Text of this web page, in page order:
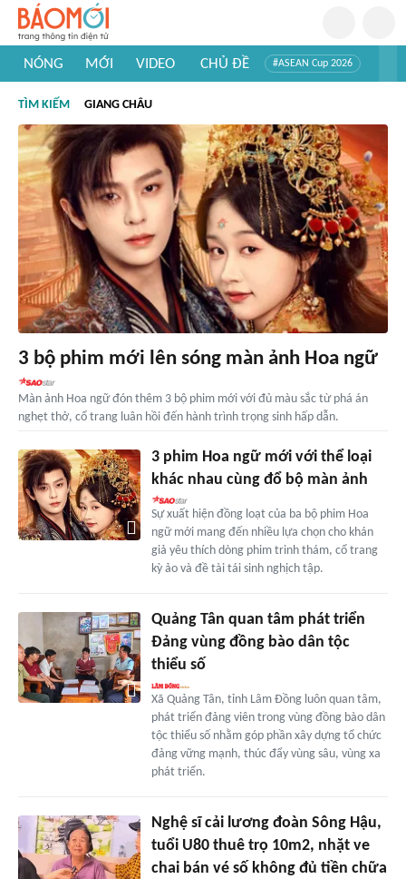
NÓNG MỚI VIDEO CHỦ ĐỀ #ASEAN Cup 2026
#Khám phá thế giới
TÌM KIẾM GIANG CHÂU
3 bộ phim mới lên sóng màn ảnh Hoa ngữ
Màn ảnh Hoa ngữ đón thêm 3 bộ phim mới với đủ màu sắc từ phá án
nghẹt thở, cổ trang luân hồi đến hành trình trọng sinh hấp dẫn.
3 phim Hoa ngữ mới với thể loại
khác nhau cùng đổ bộ màn ảnh
Sự xuất hiện đồng loạt của ba bộ phim Hoa
ngữ mới mang đến nhiều lựa chọn cho khán
giả yêu thích dòng phim trinh thám, cổ trang
kỳ ảo và đề tài tái sinh nghịch tập.
Quảng Tân quan tâm phát triển
Đảng vùng đồng bào dân tộc
thiểu số
Xã Quảng Tân, tỉnh Lâm Đồng luôn quan tâm,
phát triển đảng viên trong vùng đồng bào dân
tộc thiểu số nhằm góp phần xây dựng tổ chức
đảng vững mạnh, thúc đẩy vùng sâu, vùng xa
phát triển.
Nghệ sĩ cải lương đoàn Sông Hậu,
tuổi U80 thuê trọ 10m2, nhặt ve
chai bán vé số không đủ tiền chữa